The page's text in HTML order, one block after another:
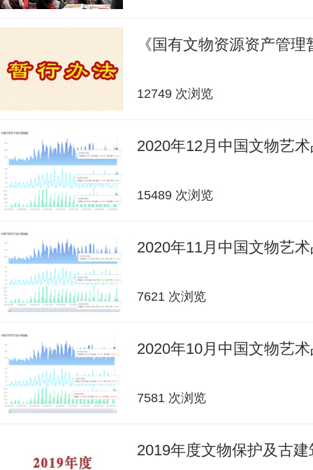
《国有文物资源资产管
12749 次浏览
2020年12月中国文物艺
15489 次浏览
2020年11月中国文物艺
7621 次浏览
2020年10月中国文物艺
7581 次浏览
2019年度文物保护及古